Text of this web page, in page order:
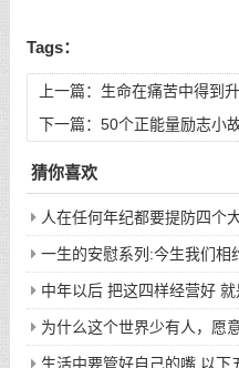
Tags：
上一篇： 生命在痛苦中得到
下一篇： 50个正能量励志小
猜你喜欢
人在任何年纪都要提防四个
一生的安慰系列:今生我们相
次的回眸才换来今生的相遇
中年以后 把这四样经营好
为什么这个世界少有人，愿
生活中要管好自己的嘴,以下